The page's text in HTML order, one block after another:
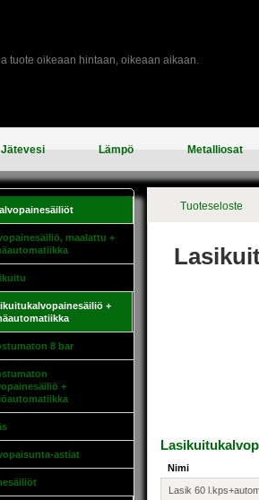
tuote oikeaan hintaan, oikeaan aikaan.
Jätevesi Lämpö Metalliosat
maalattu +
+
8 bar
+
astiat
Tuoteseloste
Nimi
Lasik 60